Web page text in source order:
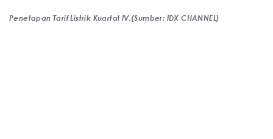
Penetapan Tarif Listrik Kuartal IV,(Sumber: IDX CHANNEL)